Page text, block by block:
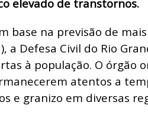
elevado de transtornos.
base na previsão de
a Defesa Civil do Rio
à população. O órgão
atentos a
e granizo em diversas